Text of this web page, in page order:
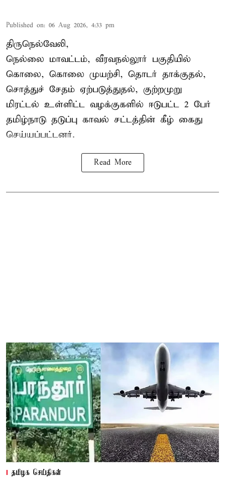
Published on: 06 Aug 2026, 4:33 pm
திருநெல்வேலி,
நெல்லை மாவட்டம், வீரவநல்லூர் பகுதியில்
கொலை, கொலை முயற்சி, தொடர் தாக்குதல்,
சொத்துச் சேதம் ஏற்படுத்துதல், குற்றமுறு
மிரட்டல் உள்ளிட்ட வழக்குகளில் ஈடுபட்ட 2 பேர்
தமிழ்நாடு தடுப்பு காவல் சட்டத்தின் கீழ் கைது
செய்யப்பட்டனர்.
Read More
தமிழக செய்திகள்